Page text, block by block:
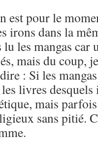
est pour le
irons dans la
lu les mangas car
mais du coup,
: Si les
livres
mais
sans pitié.